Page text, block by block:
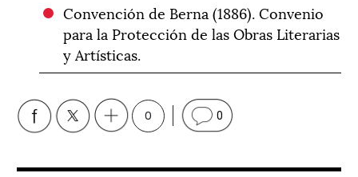
Convención de Berna (1886). Convenio
para la Protección de las Obras Literarias
y Artísticas.
0 0